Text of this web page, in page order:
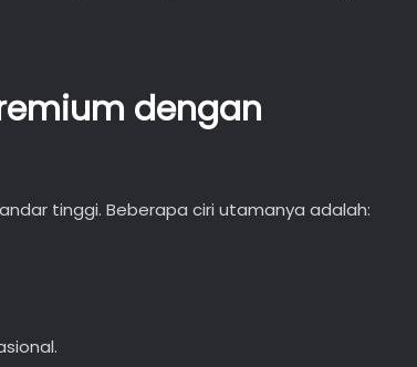
dengan
tinggi. Beberapa ciri utamanya adalah: